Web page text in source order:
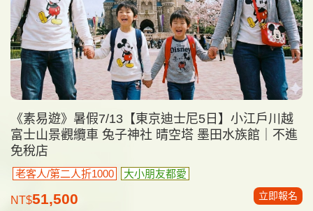
《素易遊》暑假7/13【東京迪士尼5日】小江戶川越
富士山景觀纜車 兔子神社 晴空塔 墨田水族館｜不進
免稅店
老客人/第二人折1000 大小朋友都愛
NT$51,500 立即報名